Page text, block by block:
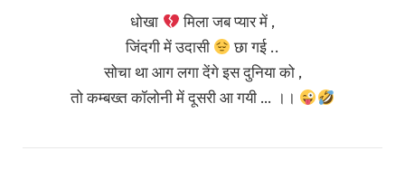
धोखा
मिला जब प्यार में ,
जिंदगी में उदासी
छा गई ..
सोचा था आग लगा देंगे इस दुनिया को ,
तो कम्बख्त कॉलोनी में दूसरी आ गयी … ।।